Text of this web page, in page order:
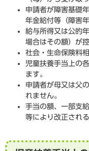
申請者が障害基礎
年金給付等（障害
給与所得又は公的
場合はその額）が
社会・生命保険料
児童扶養手当上の
ます。
申請者が母又は父
れません。
手当の額、一部支
等により改正され